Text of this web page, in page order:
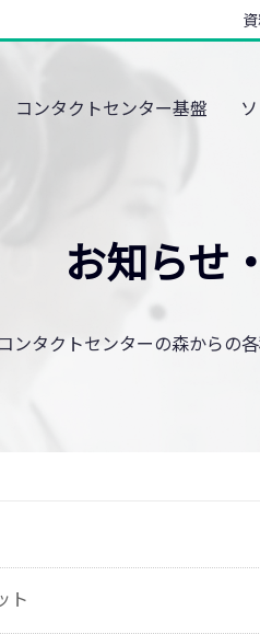
コンタクトセンター基盤
お知らせ
コンタクトセンターの森からの
ト